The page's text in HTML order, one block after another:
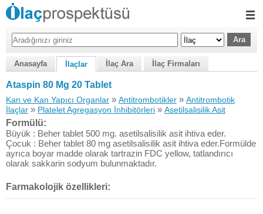
Anasayfa İlaçlar İlaç Ara İlaç Firmaları
Ataspin 80 Mg 20 Tablet
Kan ve Kan Yapıcı Organlar » Antitrombotikler » Antitrombotik
İlaçlar » Platelet Agregasyon İnhibitörleri » Asetilsalisilik Asit
Formülü:
Büyük : Beher tablet 500 mg. asetilsalisilik asit ihtiva eder.
Çocuk : Beher tablet 80 mg asetilsalisilik asit ihtiva eder.Formülde
ayrıca boyar madde olarak tartrazin FDC yellow, tatlandırıcı
olarak sakkarin sodyum bulunmaktadır.
Farmakolojik özellikleri: